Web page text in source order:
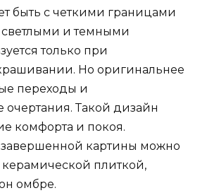
быть с четкими границами
и темными
только при
Но оригинальнее
переходы и
Такой дизайн
комфорта и покоя.
картины можно
керамической плиткой,
омбре.